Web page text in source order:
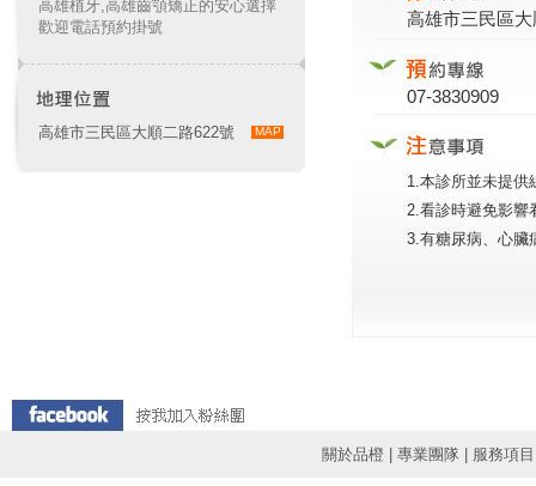
高雄植牙,高雄齒顎矯正的安心選擇
歡迎電話預約掛號
MAP
高雄市三民區大順二路622號
高雄市三民區
07-3830909
1.本診所並未提供
2.看診時避免影
3.有糖尿病、心臟
關於品橙 專業團隊| 服務項目